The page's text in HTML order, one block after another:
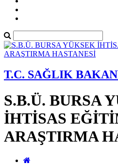
T.C. SAĞLIK
S.B.Ü. BURSA
İHTİSAS
ARAŞTIRMA